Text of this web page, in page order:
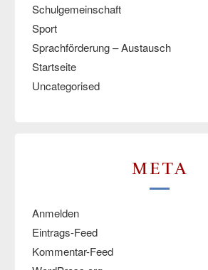
Schulgemeinschaft
Sport
Sprachförderung – Austausch
Startseite
Uncategorised
META
Anmelden
Eintrags-Feed
Kommentar-Feed